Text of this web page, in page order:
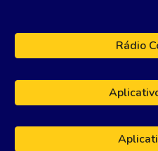
Rádio